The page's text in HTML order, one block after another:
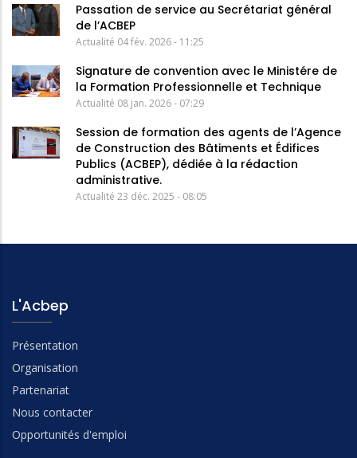
Passation de service au Secrétariat général
de l’ACBEP
Actualité 04 fév. 2026 - 11:25
Signature de convention avec le Ministére de
la Formation Professionnelle et Technique
Actualité 08 jan. 2026 - 07:29
Session de formation des agents de l’Agence
de Construction des Bâtiments et Édifices
Publics (ACBEP), dédiée à la rédaction
administrative.
Actualité 23 déc. 2025 - 08:05
L'Acbep
Présentation
Organisation
Partenariat
Nous contacter
Opportunités d'emploi